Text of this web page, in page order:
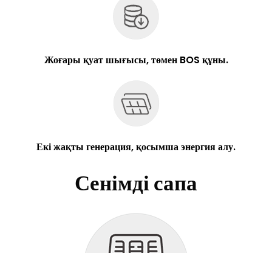
Жоғары қуат шығысы, төмен BOS құны.
Екі жақты генерация, қосымша энергия алу.
Сенімді сапа